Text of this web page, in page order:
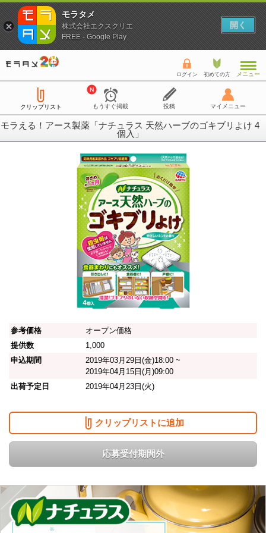
ログイン 初めての方 メニュー
クリップリスト もうすぐ掲載 投稿 マイメニュー
モラえる！アース製薬「ナチュラス 天然ハーブのゴキブリよけ 4
個入」
参考価格
オープン価格
提供数
1,000
申込期間
2019年03月29日(金)18:00 ~
2019年04月15日(月)09:00
出荷予定日
2019年04月23日(火)
クリップリストに追加
応募受付期間外
モラタメ
株式会社エクスクリエ
FREE - Google Play
開く